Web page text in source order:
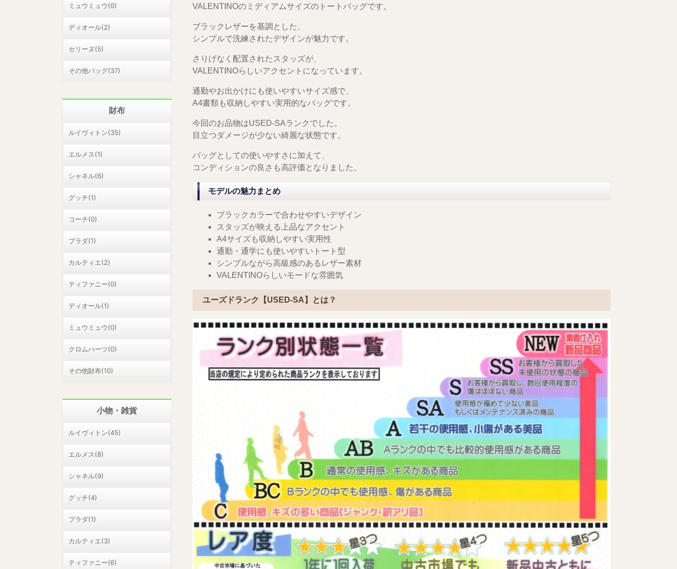
VALENTINOのミディアムサイズのトートバッグです。
ブラックレザーを基調とした、
シンプルで洗練されたデザインが魅力です。
さりげなく配置されたスタッズが、
VALENTINOらしいアクセントになっています。
通勤やお出かけにも使いやすいサイズ感で、
A4書類も収納しやすい実用的なバッグです。
今回のお品物はUSED-SAランクでした。
目立つダメージが少ない綺麗な状態です。
バッグとしての使いやすさに加えて、
コンディションの良さも高評価となりました。
モデルの魅力まとめ
ブラックカラーで合わせやすいデザイン
スタッズが映える上品なアクセント
A4サイズも収納しやすい実用性
通勤・通学にも使いやすいトート型
シンプルながら高級感のあるレザー素材
VALENTINOらしいモードな雰囲気
ユーズドランク【USED-SA】とは？
ミュウミュウ(0)
ディオール(2)
セリーヌ(5)
その他バッグ(37)
財布
ルイヴィトン(35)
エルメス(1)
シャネル(6)
グッチ(1)
コーチ(0)
プラダ(1)
カルティエ(2)
ティファニー(0)
ディオール(1)
ミュウミュウ(0)
クロムハーツ(0)
その他財布(10)
小物・雑貨
ルイヴィトン(45)
エルメス(8)
シャネル(9)
グッチ(4)
プラダ(1)
カルティエ(3)
ティファニー(6)